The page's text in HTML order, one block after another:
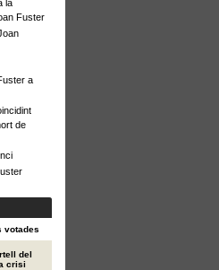
la
Fuster
a
de
votades
del
crisi